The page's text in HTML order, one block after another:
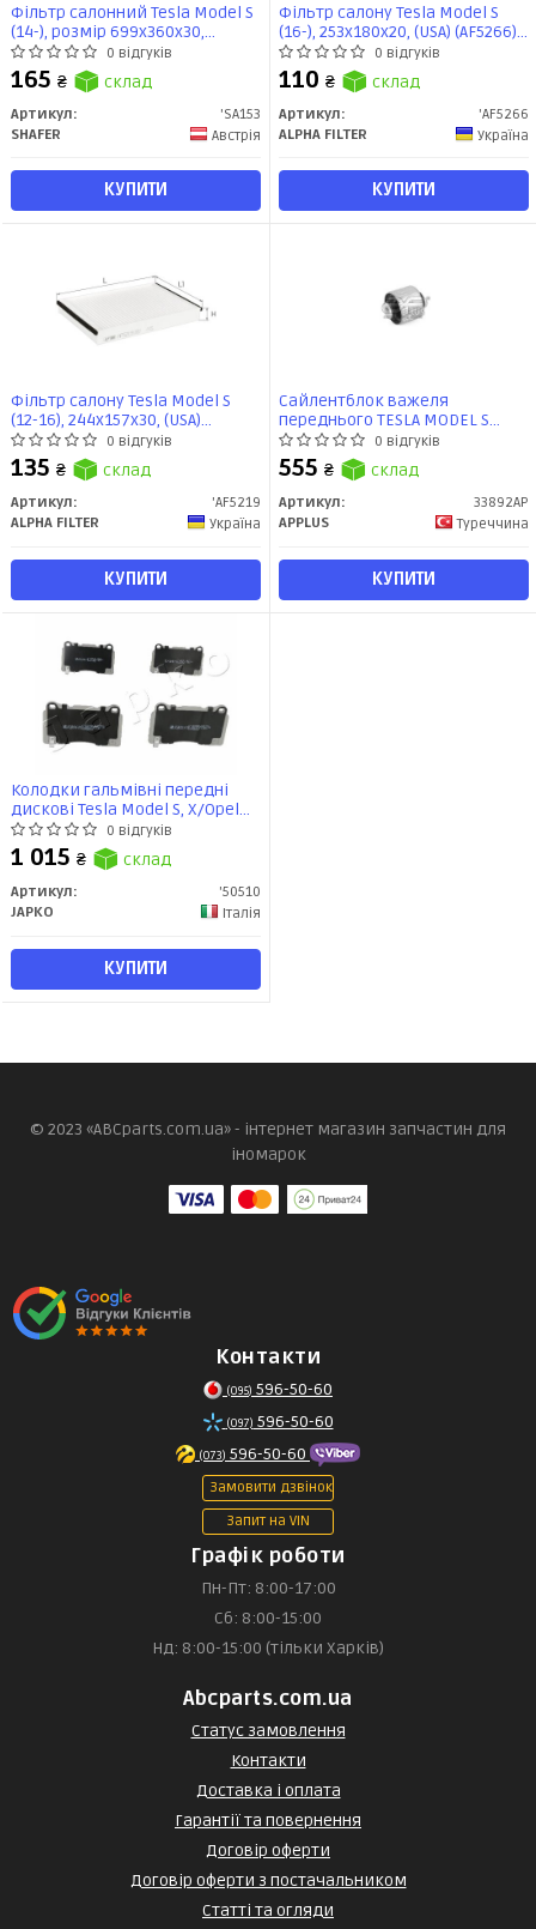
Фільтр салонний Tesla Model S
(14-), розмiр 699x360x30,
вугільний (SA153) SHAFER
0 відгуків
165 ₴ склад
Артикул:
'SA153
SHAFER
Австрія
КУПИТИ
Фільтр салону Tesla Model S
(16-), 253x180x20, (USA) (AF5266)
Альфа
0 відгуків
110 ₴ склад
Артикул:
'AF5266
ALPHA FILTER
Україна
КУПИТИ
Фільтр салону Tesla Model S
(12-16), 244x157x30, (USA)
(AF5219) Альфа0 відгуків
135 ₴ склад
Артикул:
'AF5219
ALPHA FILTER
Україна
КУПИТИ
Сайлентблок важеля
переднього TESLA MODEL S
(5YJS) (09.12 -) (33892AP) APPLUS
0 відгуків
555 ₴ склад
Артикул:
33892AP
APPLUS
Туреччина
КУПИТИ
Колодки гальмівні передні
дискові Tesla Model S, X/Opel
Insignia (08-)/Ford Mustang USA
(10-) ver. Brembo (50510) JAPKO
0 відгуків
1 015 ₴ склад
Артикул:
'50510
JAPKO
Італія
КУПИТИ
© 2023 «ABCparts.com.ua» - інтернет магазин запчастин для
іномарок
Контакти
(095) 596-50-60
(097) 596-50-60
(073) 596-50-60
Замовити дзвінок
Запит на VIN
Графік роботи
Пн-Пт: 8:00-17:00
Сб: 8:00-15:00
Нд: 8:00-15:00 (тільки Харків)
Abcparts.com.ua
Статус замовлення
Контакти
Доставка і оплата
Гарантії та повернення
Договір оферти
Договір оферти з постачальником
Статті та огляди